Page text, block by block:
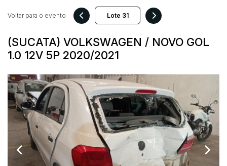
(SUCATA) VOLKSWAGEN / NOVO GOL
1.0 12V 5P 2020/2021
Voltar para o evento